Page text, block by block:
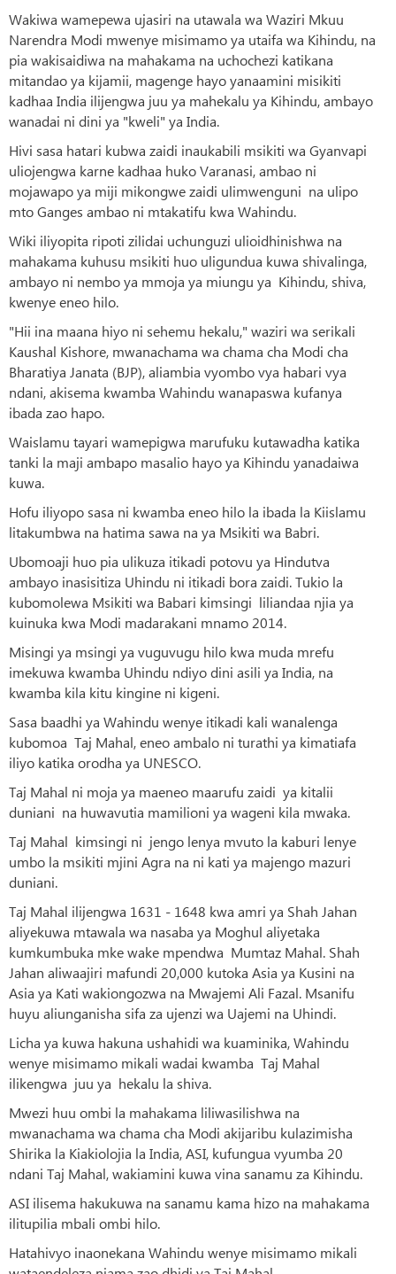
Wakiwa wamepewa ujasiri na utawala wa Waziri Mkuu
Narendra Modi mwenye misimamo ya utaifa wa Kihindu, na
pia wakisaidiwa na mahakama na uchochezi katikana
mitandao ya kijamii, magenge hayo yanaamini misikiti
kadhaa India ilijengwa juu ya mahekalu ya Kihindu, ambayo
wanadai ni dini ya "kweli" ya India.
Hivi sasa hatari kubwa zaidi inaukabili msikiti wa Gyanvapi
uliojengwa karne kadhaa huko Varanasi, ambao ni
mojawapo ya miji mikongwe zaidi ulimwenguni na ulipo
mto Ganges ambao ni mtakatifu kwa Wahindu.
Wiki iliyopita ripoti zilidai uchunguzi ulioidhinishwa na
mahakama kuhusu msikiti huo uligundua kuwa shivalinga,
ambayo ni nembo ya mmoja ya miungu ya Kihindu, shiva,
kwenye eneo hilo.
"Hii ina maana hiyo ni sehemu hekalu," waziri wa serikali
Kaushal Kishore, mwanachama wa chama cha Modi cha
Bharatiya Janata (BJP), aliambia vyombo vya habari vya
ndani, akisema kwamba Wahindu wanapaswa kufanya
ibada zao hapo.
Waislamu tayari wamepigwa marufuku kutawadha katika
tanki la maji ambapo masalio hayo ya Kihindu yanadaiwa
kuwa.
Hofu iliyopo sasa ni kwamba eneo hilo la ibada la Kiislamu
litakumbwa na hatima sawa na ya Msikiti wa Babri.
Ubomoaji huo pia ulikuza itikadi potovu ya Hindutva
ambayo inasisitiza Uhindu ni itikadi bora zaidi. Tukio la
kubomolewa Msikiti wa Babari kimsingi liliandaa njia ya
kuinuka kwa Modi madarakani mnamo 2014.
Misingi ya msingi ya vuguvugu hilo kwa muda mrefu
imekuwa kwamba Uhindu ndiyo dini asili ya India, na
kwamba kila kitu kingine ni kigeni.
Sasa baadhi ya Wahindu wenye itikadi kali wanalenga
kubomoa Taj Mahal, eneo ambalo ni turathi ya kimatiafa
iliyo katika orodha ya UNESCO.
Taj Mahal ni moja ya maeneo maarufu zaidi ya kitalii
duniani na huwavutia mamilioni ya wageni kila mwaka.
Taj Mahal kimsingi ni jengo lenya mvuto la kaburi lenye
umbo la msikiti mjini Agra na ni kati ya majengo mazuri
duniani.
Taj Mahal ilijengwa 1631 - 1648 kwa amri ya Shah Jahan
aliyekuwa mtawala wa nasaba ya Moghul aliyetaka
kumkumbuka mke wake mpendwa Mumtaz Mahal. Shah
Jahan aliwaajiri mafundi 20,000 kutoka Asia ya Kusini na
Asia ya Kati wakiongozwa na Mwajemi Ali Fazal. Msanifu
huyu aliunganisha sifa za ujenzi wa Uajemi na Uhindi.
Licha ya kuwa hakuna ushahidi wa kuaminika, Wahindu
wenye misimamo mikali wadai kwamba Taj Mahal
ilikengwa juu ya hekalu la shiva.
Mwezi huu ombi la mahakama liliwasilishwa na
mwanachama wa chama cha Modi akijaribu kulazimisha
Shirika la Kiakiolojia la India, ASI, kufungua vyumba 20
ndani Taj Mahal, wakiamini kuwa vina sanamu za Kihindu.
ASI ilisema hakukuwa na sanamu kama hizo na mahakama
ilitupilia mbali ombi hilo.
Hatahivyo inaonekana Wahindu wenye misimamo mikali